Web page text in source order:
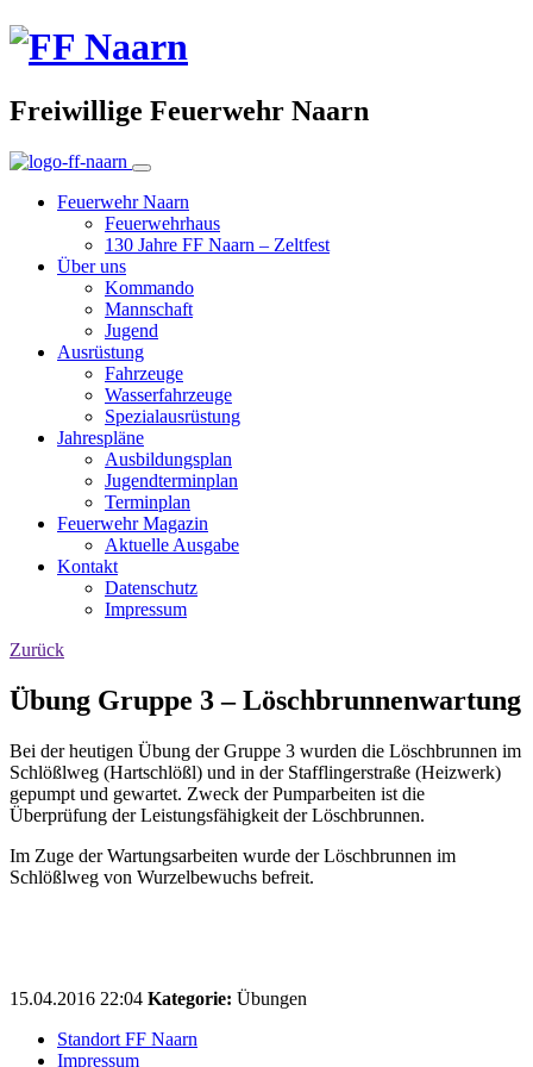
Freiwillige Feuerwehr Naarn
Feuerwehr Naarn
Feuerwehrhaus
130 Jahre FF Naarn – Zeltfest
Über uns
Kommando
Mannschaft
Jugend
Ausrüstung
Fahrzeuge
Wasserfahrzeuge
Spezialausrüstung
Jahrespläne
Ausbildungsplan
Jugendterminplan
Terminplan
Feuerwehr Magazin
Aktuelle Ausgabe
Kontakt
Datenschutz
Impressum
Zurück
Übung Gruppe 3 – Löschbrunnenwartung
Bei der heutigen Übung der Gruppe 3 wurden die Löschbrunnen im
Schlößlweg (Hartschlößl) und in der Stafflingerstraße (Heizwerk)
gepumpt und gewartet. Zweck der Pumparbeiten ist die
Überprüfung der Leistungsfähigkeit der Löschbrunnen.
Im Zuge der Wartungsarbeiten wurde der Löschbrunnen im
Schlößlweg von Wurzelbewuchs befreit.
15.04.2016 22:04 Kategorie: Übungen
Standort FF Naarn
Impressum